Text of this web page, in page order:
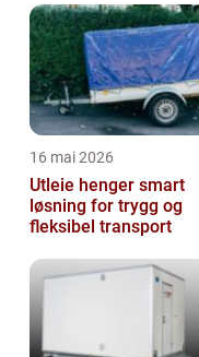
16 mai 2026
Utleie henger smart
løsning for trygg og
fleksibel transport